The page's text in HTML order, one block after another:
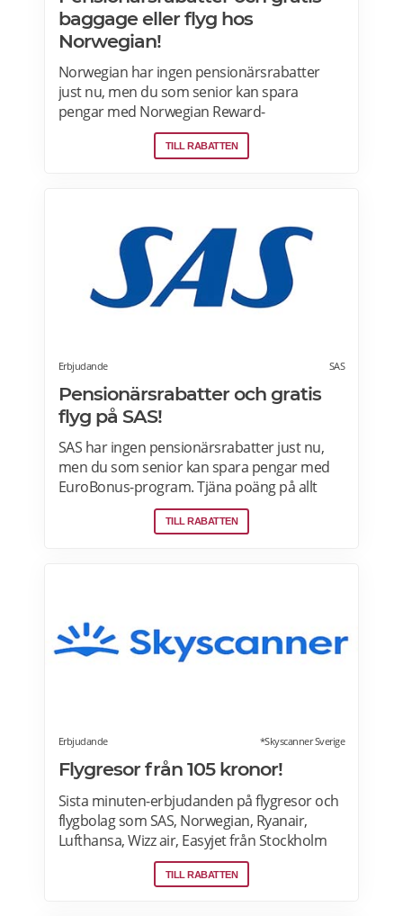
baggage eller flyg hos
Norwegian!
Norwegian har ingen pensionärsrabatter
just nu, men du som senior kan spara
pengar med Norwegian Reward-
lojalitetsprogram. Tjäna Spenn och använd
dem för att få ännu billigare eller helt gratis
TILL RABATTEN
Erbjudande SAS
Pensionärsrabatter och gratis
flyg på SAS!
SAS har ingen pensionärsrabatter just nu,
men du som senior kan spara pengar med
EuroBonus-program. Tjäna poäng på allt
från flygningar till snabbmat och spendera
dem på nästa resa, uppgraderingar och
här.
TILL RABATTEN
Erbjudande *Skyscanner Sverige
Flygresor från 105 kronor!
Sista minuten-erbjudanden på flygresor och
flygbolag som SAS, Norwegian, Ryanair,
Lufthansa, Wizz air, Easyjet från Stockholm
Arlanda, Bromma och Skavsta flygplatser,
Göteborg Landvetter, Malmö, Köpenhamn
TILL RABATTEN